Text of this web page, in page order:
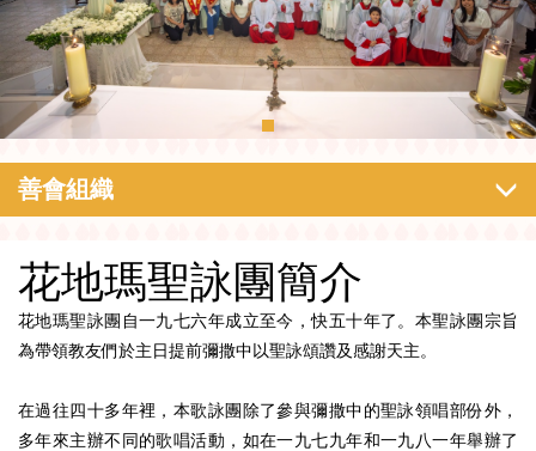
善會組織
花地瑪聖詠團簡介
花地瑪聖詠團自一九七六年成立至今，快五十年了。本聖詠團宗旨
為帶領教友們於主日提前彌撒中以聖詠頌讚及感謝天主。
在過往四十多年裡，本歌詠團除了參與彌撒中的聖詠領唱部份外，
多年來主辦不同的歌唱活動，如在一九七九年和一九八一年舉辦了